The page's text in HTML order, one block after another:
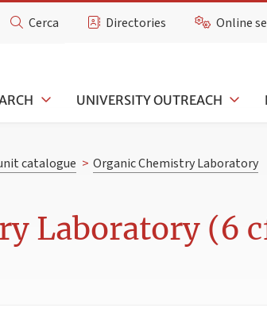
Cerca Directories Online
UNIVERSITY OUTREACH
catalogue > Organic Chemistry Laboratory
Laboratory (6